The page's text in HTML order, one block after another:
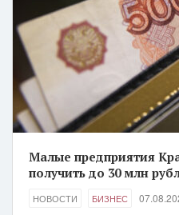
Малые предприятия
получить до 30 млн
НОВОСТИ БИЗНЕС